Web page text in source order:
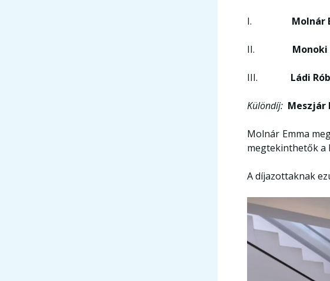
I. Molnár
II. Monoki
III. Ládi
Különdíj: Meszjár
Molnár Emma
megtekinthetők a
A díjazottaknak